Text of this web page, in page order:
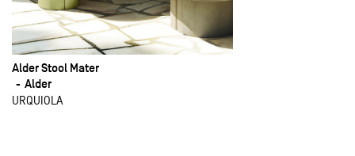
Alder Stool Mater
Alder
URQUIOLA